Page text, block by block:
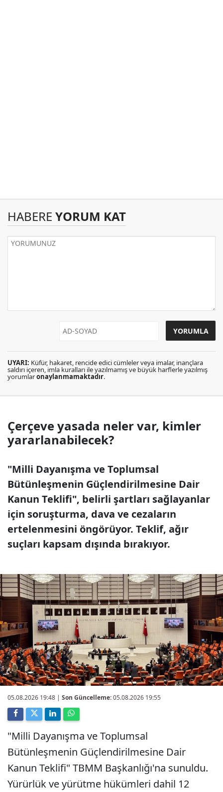
HABERE YORUM KAT
UYARI: Küfür, hakaret, rencide edici cümleler veya imalar, inançlara
saldırı içeren, imla kuralları ile yazılmamış ve büyük harflerle yazılmış
yorumlaronaylanmamaktadır.
Çerçeve yasada neler var, kimler
yararlanabilecek?
"Milli Dayanışma ve Toplumsal
Bütünleşmenin Güçlendirilmesine Dair
Kanun Teklifi", belirli şartları sağlayanlar
için soruşturma, dava ve cezaların
ertelenmesini öngörüyor. Teklif, ağır
suçları kapsam dışında bırakıyor.
05.08.2026 19:48 | Son Güncelleme:05.08.2026 19:55
"Milli Dayanışma ve Toplumsal
Bütünleşmenin Güçlendirilmesine Dair
Kanun Teklifi" TBMM Başkanlığı'na sunuldu.
Yürürlük ve yürütme hükümleri dahil 12